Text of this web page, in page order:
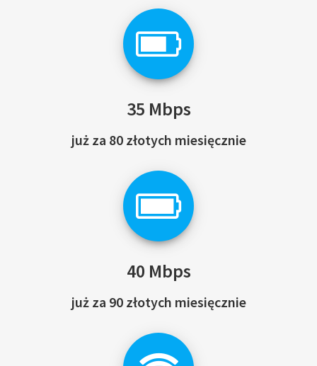
35 Mbps
już za 80 złotych miesięcznie
40 Mbps
już za 90 złotych miesięcznie